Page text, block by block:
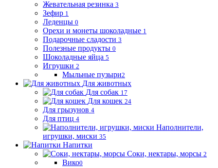
Жевательная резинка 3
Зефир 1
Леденцы 0
Орехи и монеты шоколадные 1
Подарочные сладости 3
Полезные продукты 0
Шоколадные яйца 5
Игрушки 2
Мыльные пузыри2
Для животных
Для собак 17
Для кошек 24
Для грызунов 4
Для птиц 4
Наполнители,
игрушки, миски 35
Напитки
Соки, нектары, морсы 2
Вико0